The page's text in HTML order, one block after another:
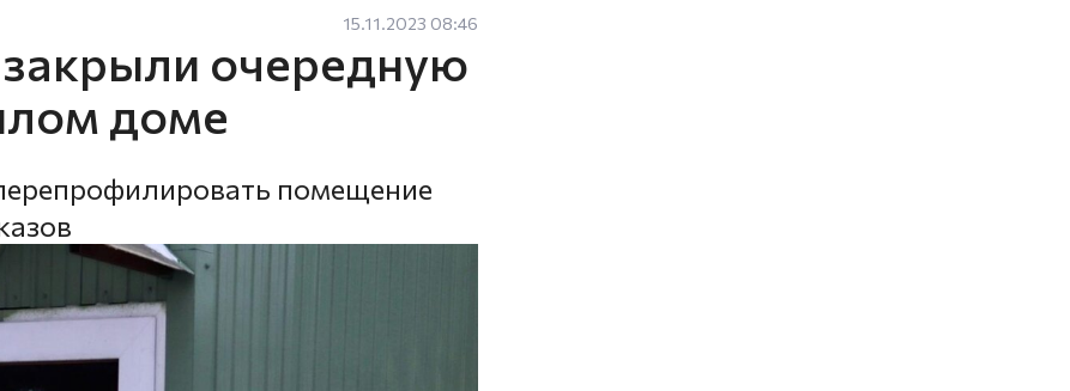
15.11.2023 08:46
очередную
доме
помещение